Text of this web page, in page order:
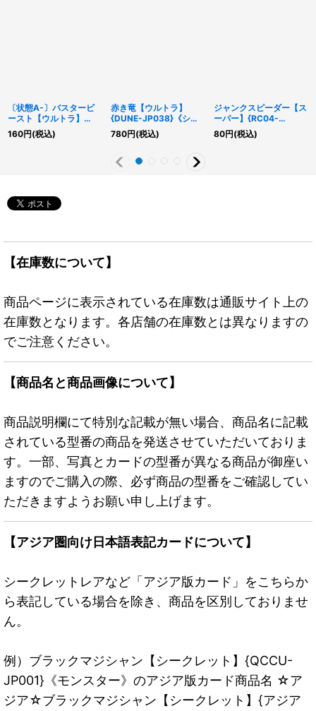
〔状態A-〕バスタービ
ースト【ウルトラ】
{BPRO-JPS01}《モンス
ター》
160円(税込)
赤き竜【ウルトラ】
{DUNE-JP038}《シン
クロ》
780円(税込)
ジャンクスピーダー【ス
ーパー】{RC04-
JP033}《シンクロ》
80円(税込)
【在庫数について】
商品ページに表示されている在庫数は通販サイト上の
在庫数となります。各店舗の在庫数とは異なりますの
でご注意ください。
【商品名と商品画像について】
商品説明欄にて特別な記載が無い場合、商品名に記載
されている型番の商品を発送させていただいておりま
す。一部、写真とカードの型番が異なる商品が御座い
ますのでご購入の際、必ず商品の型番をご確認してい
ただきますようお願い申し上げます。
【アジア圏向け日本語表記カードについて】
シークレットレアなど「アジア版カード」をこちらか
ら表記している場合を除き、商品を区別しておりませ
ん。
例）ブラックマジシャン【シークレット】{QCCU-
JP001}《モンスター》のアジア版カード商品名 ☆ア
ジア☆ブラックマジシャン【シークレット】{アジア